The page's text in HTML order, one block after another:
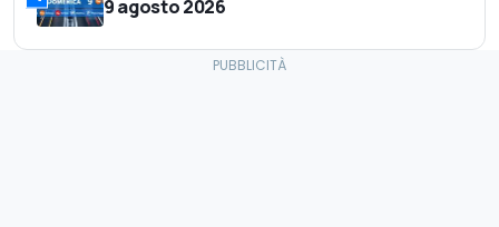
9 agosto 2026